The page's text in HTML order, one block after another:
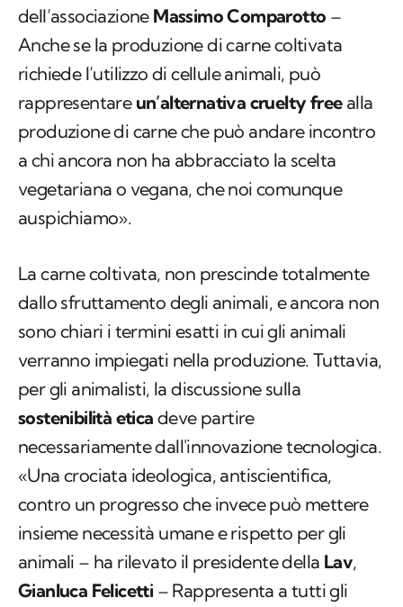
dell’associazione Massimo Comparotto –
Anche se la produzione di carne coltivata
richiede l’utilizzo di cellule animali, può
rappresentare un’alternativa cruelty freealla
produzione di carne che può andare incontro
a chi ancora non ha abbracciato la scelta
vegetariana o vegana, che noi comunque
auspichiamo».
La carne coltivata, non prescinde totalmente
dallo sfruttamento degli animali, e ancora non
sono chiari i termini esatti in cui gli animali
verranno impiegati nella produzione. Tuttavia,
per gli animalisti, la discussione sulla
sostenibilità etica deve partire
necessariamente dall'innovazione tecnologica.
«Una crociata ideologica, antiscientifica,
contro un progresso che invece può mettere
insieme necessità umane e rispetto per gli
animali – ha rilevato il presidente della Lav,
Gianluca Felicetti – Rappresenta a tutti gli